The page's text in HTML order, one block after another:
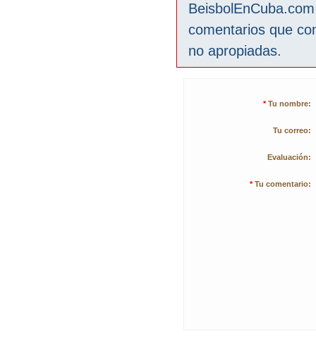
comentarios que
no apropiadas.
* Tu nombre:
Tu correo:
Evaluación:
* Tu comentario: